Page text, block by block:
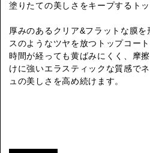
塗りたての美しさをキープするト
厚みのあるクリア&フラットな膜を
スのようなツヤを放つトップコート
時間が経っても黄ばみにくく、摩
けに強いエラスティックな質感で
ュの美しさを高め続けます。